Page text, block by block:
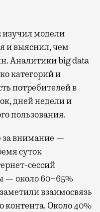
и выяснил, чем
Аналитики big data
категорий и
потребителей в
дней недели и
пользования.
за внимание —
суток
сессий
— около 60−65%
взаимосвязь
контента. Около 40%